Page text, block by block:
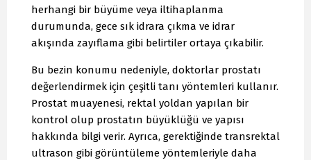
herhangi bir büyüme veya iltihaplanma
durumunda, gece sık idrara çıkma ve idrar
akışında zayıflama gibi belirtiler ortaya çıkabilir.
Bu bezin konumu nedeniyle, doktorlar prostatı
değerlendirmek için çeşitli tanı yöntemleri kullanır.
Prostat muayenesi, rektal yoldan yapılan bir
kontrol olup prostatın büyüklüğü ve yapısı
hakkında bilgi verir. Ayrıca, gerektiğinde transrektal
ultrason gibi görüntüleme yöntemleriyle daha